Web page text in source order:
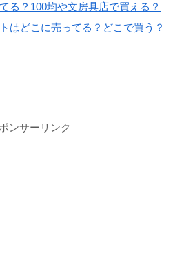
る？100均や文房具店で買える？
はどこに売ってる？どこで買う？
ンサーリンク